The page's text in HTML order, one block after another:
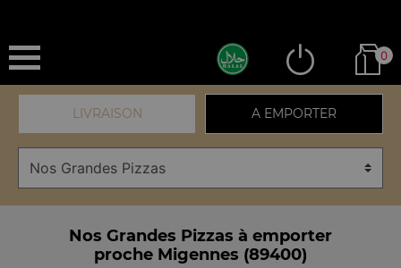
0
LIVRAISON A EMPORTER
Nos Grandes Pizzas à emporter
proche Migennes (89400)